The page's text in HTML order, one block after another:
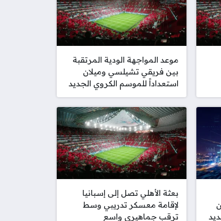
موعد المواجهة الودية المرتقبة
بين فريقي تشيلسي وميلان
استعداداً للموسم الكروي الجديد
بعثة الأهلي تصل إلى إسبانيا
لإقامة معسكر تدريبي وسط
ترقب جماهيري واسع